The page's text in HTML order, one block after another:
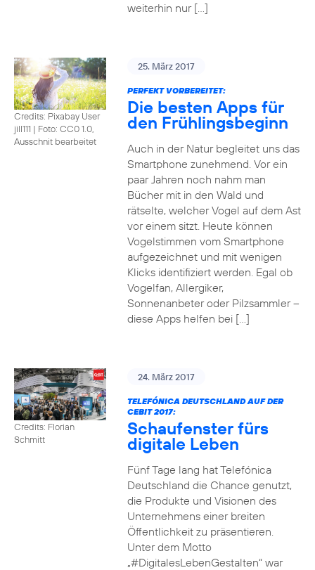
weiterhin nur […]
Credits: Pixabay User
jill111 | Foto: CC0 1.0,
Ausschnit bearbeitet
25. März 2017
PERFEKT VORBEREITET:
Die besten Apps für
den Frühlingsbeginn
Auch in der Natur begleitet uns das
Smartphone zunehmend. Vor ein
paar Jahren noch nahm man
Bücher mit in den Wald und
rätselte, welcher Vogel auf dem Ast
vor einem sitzt. Heute können
Vogelstimmen vom Smartphone
aufgezeichnet und mit wenigen
Klicks identifiziert werden. Egal ob
Vogelfan, Allergiker,
Sonnenanbeter oder Pilzsammler –
diese Apps helfen bei […]
Credits: Florian
Schmitt
24. März 2017
TELEFÓNICA DEUTSCHLAND AUF DER
CEBIT 2017:
Schaufenster fürs
digitale Leben
Fünf Tage lang hat Telefónica
Deutschland die Chance genutzt,
die Produkte und Visionen des
Unternehmens einer breiten
Öffentlichkeit zu präsentieren.
Unter dem Motto
„#DigitalesLebenGestalten“ war